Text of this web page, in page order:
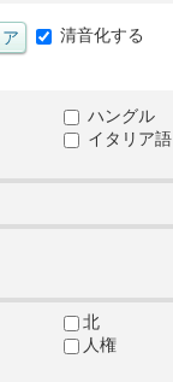
清音化する
ハングル
イタリア語
北
人権